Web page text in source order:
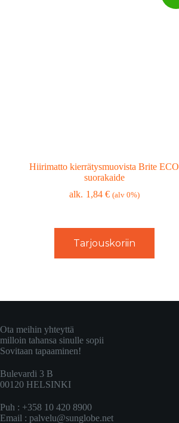
Hiirimatto kierrätysmuovista Brite ECO
suorakaide
1,84 € (alv 0%)
Tarjouskoriin
Ota meihin yhteyttä
milloin tahansa sinulle sopii
Sovitaan tapaaminen!
Bulevardi 3 B
00120 HELSINKI
Puh : +358 10 420 8900
Email : palvelu@sunglobe.net